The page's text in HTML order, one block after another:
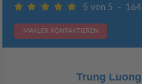
5 von 5 -
MAKLER KONTAKTIEREN
Claudia